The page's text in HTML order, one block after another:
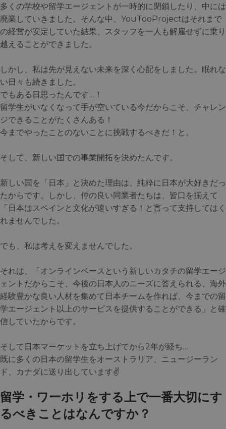
多くの学校や留学エージェントが一時的に閉鎖したり、中には
廃業していきました。そんな中、YouTooProjectはそれまで
の経営が安定していた結果、スタッフを一人も解雇せずに乗り
越えることができました。
しかし、私は先が見えない未来を深く心配をしました。眠れな
い日々も続きました。
でもある日思ったんです…！
留学生がいなくなって手が空いている今だからこそ、チャレン
ジできることがたくさんある！
今までやったことのないことに挑戦するべきだ！と。
そして、新しい国での事業開拓を決めたんです。
新しい国を「日本」と決めた理由は、純粋に日本が大好きだっ
たからです。しかし、仲の良い同業者たちは、皆口を揃えて
「日本はスペインと文化が違いすぎる！と言って支持してはく
れませんでした。
でも、私は考えを変えませんでした。
それは、「オンラインベースという新しいカタチの留学エージ
ェントだからこそ、今後の日本人のニーズに答えられる、海外
経験豊かな良い人材を集めて日本チームを作れば、今までの留
学エージェント以上のサービスを提供することができる」と確
信していたからです。
そして日本マーケットを立ち上げてから2年が経ち…
既に多くの日本の留学生をオーストラリア、ニュージーラン
ド、カナダに送り出しています✌️
留学・ワーホリをする上で一番大切にす
るべきことはなんですか？